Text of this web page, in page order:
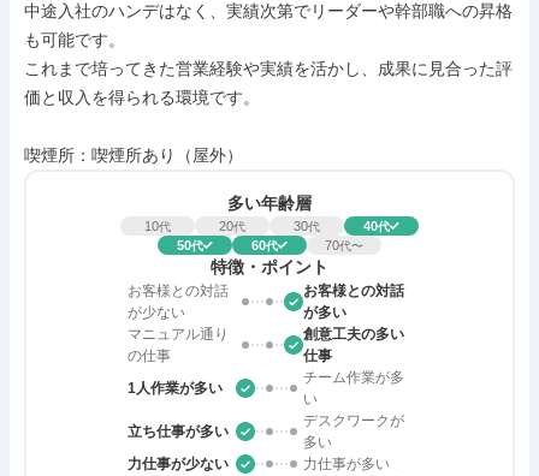
中途入社のハンデはなく、実績次第でリーダーや幹部職への昇格
も可能です。
これまで培ってきた営業経験や実績を活かし、成果に見合った評
価と収入を得られる環境です。
喫煙所：喫煙所あり（屋外）
多い年齢層
10代 20代 30代 40代
50代 60代 70代〜
特徴・ポイント
お客様との対話
が少ない
お客様との対話
が多い
マニュアル通り
の仕事
創意工夫の多い
仕事
1人作業が多い
チーム作業が多
い
立ち仕事が多い
デスクワークが
多い
力仕事が少ない
力仕事が多い